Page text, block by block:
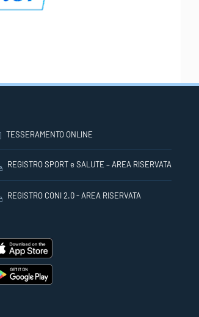
TESSERAMENTO ONLINE
REGISTRO SPORT e SALUTE – AREA RISERVATA
REGISTRO CONI 2.0 - AREA RISERVATA